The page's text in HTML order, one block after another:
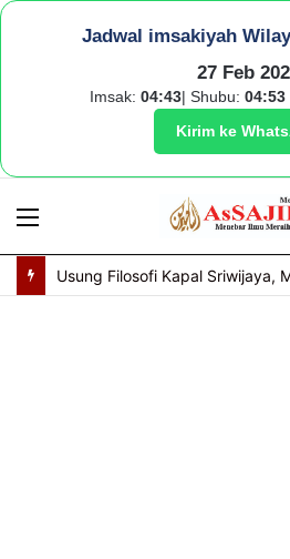
Jadwal imsakiyah
27 Feb
Imsak: 04:43| Shubu: 04:53
Kirim ke
Menu